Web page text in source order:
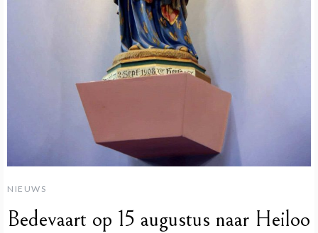
NIEUWS
Bedevaart op 15 augustus naar Heiloo